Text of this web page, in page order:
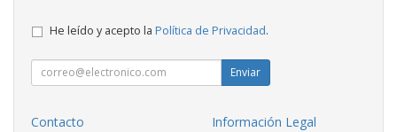
He leído y acepto la Política de Privacidad.
Enviar
Contacto
Información Legal